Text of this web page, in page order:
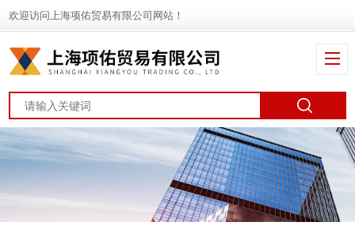
欢迎访问上海项佑贸易有限公司网站！